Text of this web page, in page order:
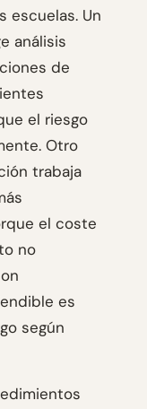
escuelas. Un
análisis
de
el riesgo
Otro
trabaja
el coste
no
es
según